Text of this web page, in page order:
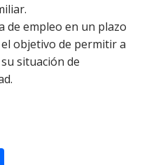
de empleo en un plazo
objetivo de permitir a
situación de